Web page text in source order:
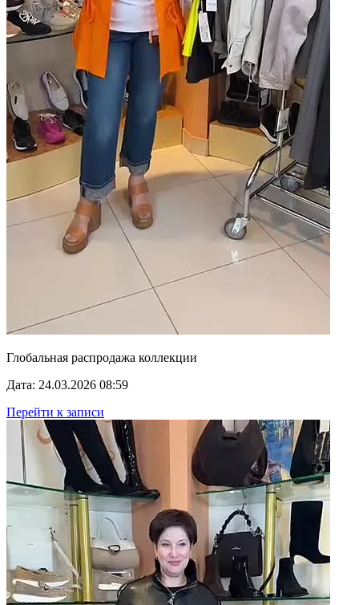
Глобальная распродажа коллекции
Дата: 24.03.2026 08:59
Перейти к записи